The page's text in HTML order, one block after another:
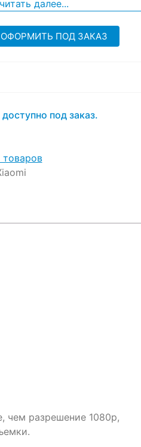
читать далее...
ОФОРМИТЬ ПОД ЗАКАЗ
под заказ.
чем разрешение 1080p,